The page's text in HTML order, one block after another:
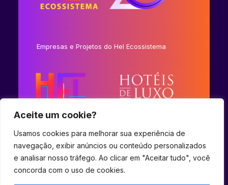
Aceite um cookie?
Usamos cookies para melhorar sua experiência de
navegação, exibir anúncios ou conteúdo personalizados
e analisar nosso tráfego. Ao clicar em "Aceitar tudo", você
concorda com o uso de cookies.
Empresas e Projetos do Hel Ecossistema